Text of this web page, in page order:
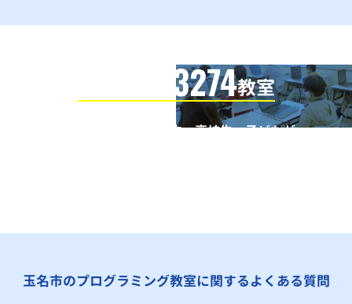
3274教室
全国の小学生・中学生・高校生・子どもが
玉名市のプログラミング教室に関するよくある質問